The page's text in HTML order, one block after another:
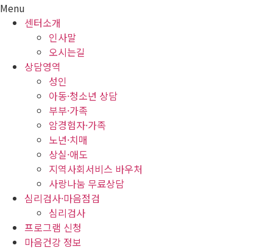
Menu
센터소개
인사말
오시는길
상담영역
성인
아동·청소년 상담
부부·가족
암경험자·가족
노년·치매
상실·애도
지역사회서비스 바우처
사랑나눔 무료상담
심리검사·마음점검
심리검사
프로그램 신청
마음건강 정보